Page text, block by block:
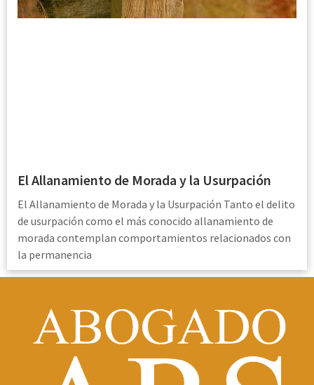
El Allanamiento de Morada y la Usurpación
El Allanamiento de Morada y la Usurpación Tanto el delito
de usurpación como el más conocido allanamiento de
morada contemplan comportamientos relacionados con
la permanencia